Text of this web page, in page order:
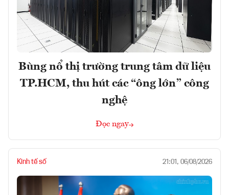
Bùng nổ thị trường trung tâm dữ liệu
TP.HCM, thu hút các “ông lớn” công
nghệ
Đọc ngay
Kinh tế số 21:01, 06/08/2026